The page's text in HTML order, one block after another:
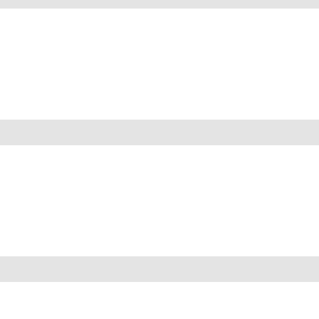
تعریف اصطلاحات روبه‌رو نمی‌کند؛ بلکه نشان می‌دهد این
آموزشی و قابل‌استفاده برای مطالعه روان‌شناسی آدلری در سطح
منسجم از نظریه آدلر داشته باشید، این کتاب می‌تواند
اجتماعی، ترتیب تولد، عقده حقارت و برتری و سبک زندگی،
را به گزینه‌ای قابل‌توجه برای مطالعه حرفه‌ای و تأمل درباره
تجربه‌های کودکی بر شخصیت علاقه‌مندید، از این کتاب
برای خواننده‌ای مناسب است که به‌دنبال شناخت یک نظریه